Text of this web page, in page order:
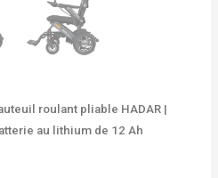
roulant pliable HADAR |
au lithium de 12 Ah